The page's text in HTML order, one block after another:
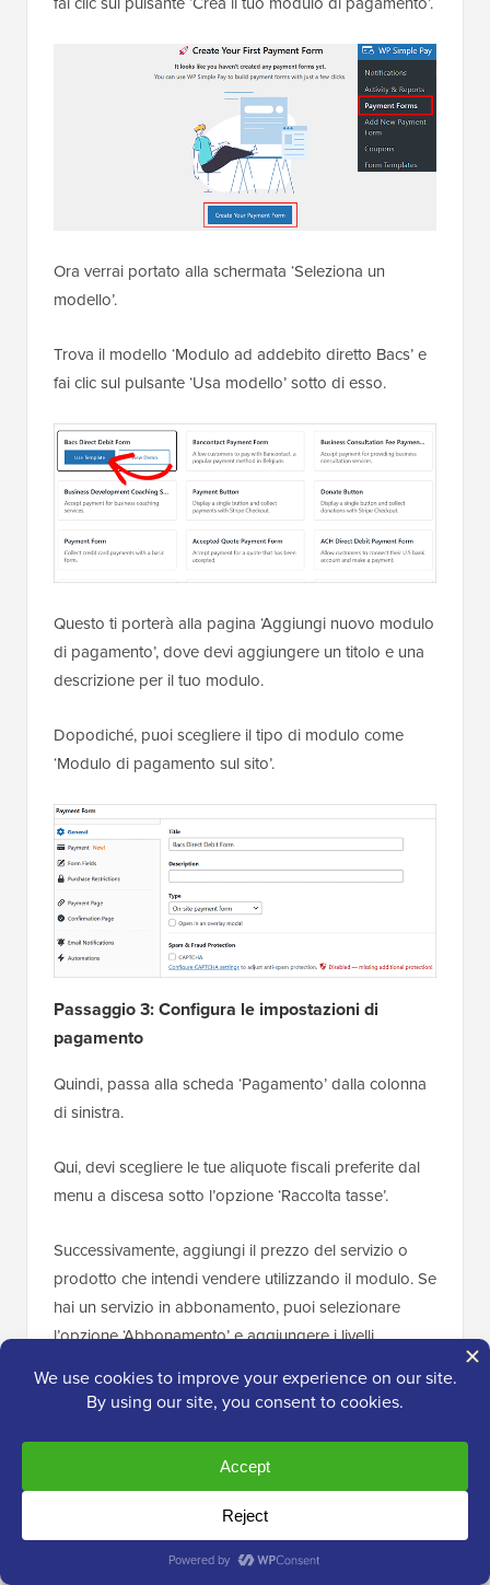
Ora verrai portato alla schermata ‘Seleziona un
modello’.
Trova il modello ‘Modulo ad addebito diretto Bacs’ e
fai clic sul pulsante ‘Usa modello’ sotto di esso.
Questo ti porterà alla pagina ‘Aggiungi nuovo modulo
di pagamento’, dove devi aggiungere un titolo e una
descrizione per il tuo modulo.
Dopodiché, puoi scegliere il tipo di modulo come
‘Modulo di pagamento sul sito’.
Passaggio 3: Configura le impostazioni di
pagamento
Quindi, passa alla scheda ‘Pagamento’ dalla colonna
di sinistra.
Qui, devi scegliere le tue aliquote fiscali preferite dal
menu a discesa sotto l’opzione ‘Raccolta tasse’.
Successivamente, aggiungi il prezzo del servizio o
prodotto che intendi vendere utilizzando il modulo. Se
hai un servizio in abbonamento, puoi selezionare
l’opzione ‘Abbonamento’ e aggiungere i livelli.